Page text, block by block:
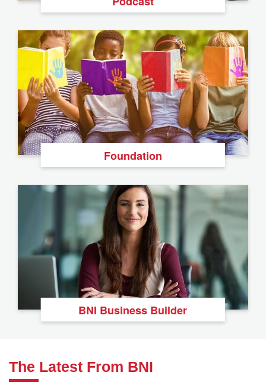
Foundation
BNI Business Builder
The Latest From BNI